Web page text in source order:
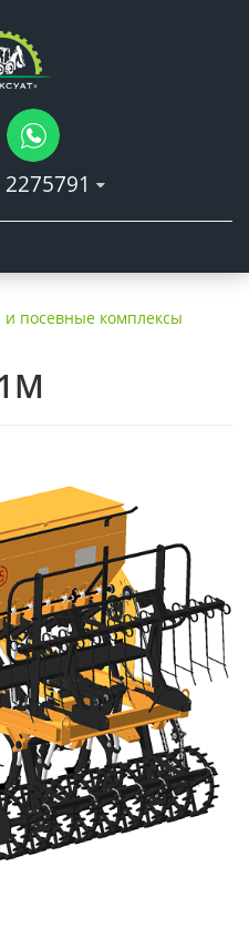
и посевные комплексы